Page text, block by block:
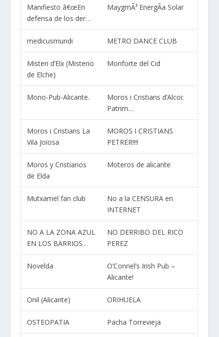
Manifiesto â€œEn
defensa de los der…
MaygmÃ³ EnergÃ­a Solar
medicusmundi METRO DANCE CLUB
Misteri d’Elx (Misterio
de Elche)
Monforte del Cid
Mono-Pub-Alicante.
Moros i Cristians d’Alcoi:
Patrim…
Moros i Cristians La
Vila Joiosa
MOROS I CRISTIANS
PETRER!!!!
Moros y Cristianos
de Elda
Moteros de alicante
Mutxamel fan club
No a la CENSURA en
INTERNET
NO A LA ZONA AZUL
EN LOS BARRIOS…
NO DERRIBO DEL RICO
PEREZ
Novelda
O’Connel’s Irish Pub –
Alicante!
Onil (Alicante) ORIHUELA
OSTEOPATIA Pacha Torrevieja